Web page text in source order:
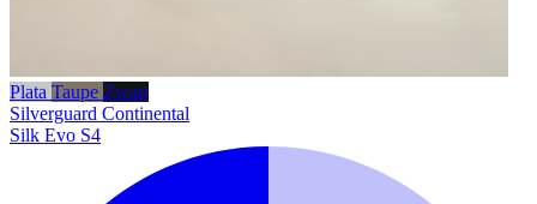
Plata Taupe Zwart
Silverguard Continental
Silk Evo S4